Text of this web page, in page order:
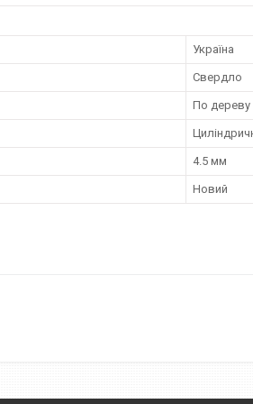
Україна
Свердло
По дереву
4.5 мм
Новий